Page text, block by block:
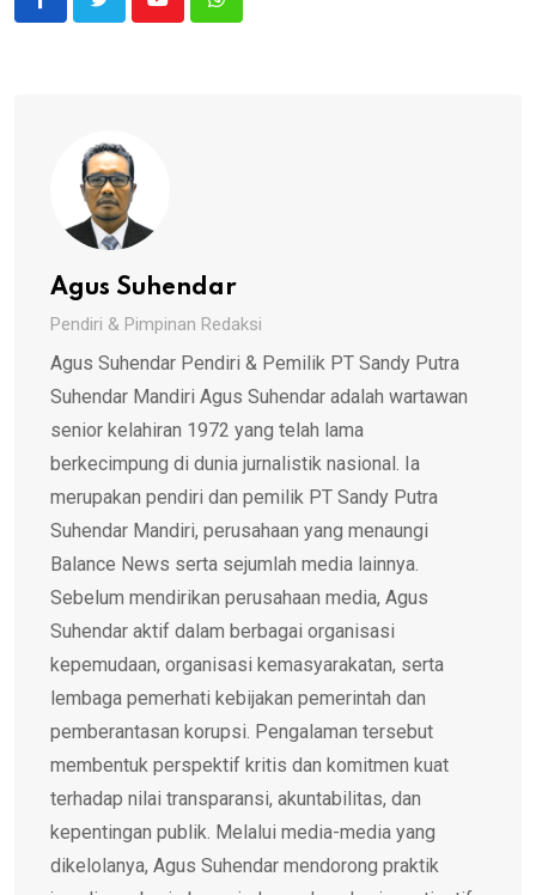
YoutubeWhatsapp
Agus Suhendar
Pendiri & Pimpinan Redaksi
Agus Suhendar Pendiri & Pemilik PT Sandy Putra
Suhendar Mandiri Agus Suhendar adalah wartawan
senior kelahiran 1972 yang telah lama
berkecimpung di dunia jurnalistik nasional. Ia
merupakan pendiri dan pemilik PT Sandy Putra
Suhendar Mandiri, perusahaan yang menaungi
Balance News serta sejumlah media lainnya.
Sebelum mendirikan perusahaan media, Agus
Suhendar aktif dalam berbagai organisasi
kepemudaan, organisasi kemasyarakatan, serta
lembaga pemerhati kebijakan pemerintah dan
pemberantasan korupsi. Pengalaman tersebut
membentuk perspektif kritis dan komitmen kuat
terhadap nilai transparansi, akuntabilitas, dan
kepentingan publik. Melalui media-media yang
dikelolanya, Agus Suhendar mendorong praktik